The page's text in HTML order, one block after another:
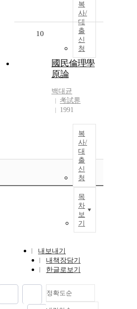
복
사/
대
출
신
청
10
國民倫理學
原論
백대균
考試界
1991
복
사/
대
출
신
청
목
차
보
기
내보내기
내책장담기
한글로보기
정확도순